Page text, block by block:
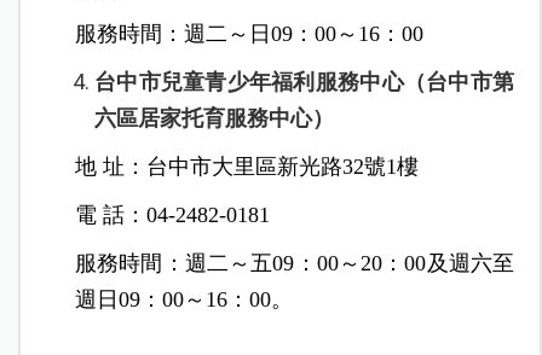
服務時間：週二～日09：00～16：00
台中市兒童青少年福利服務中心（台中市第
六區居家托育服務中心）
地 址：台中市大里區新光路32號1樓
電 話：04-2482-0181
服務時間：週二～五09：00～20：00及週六至
週日09：00～16：00。